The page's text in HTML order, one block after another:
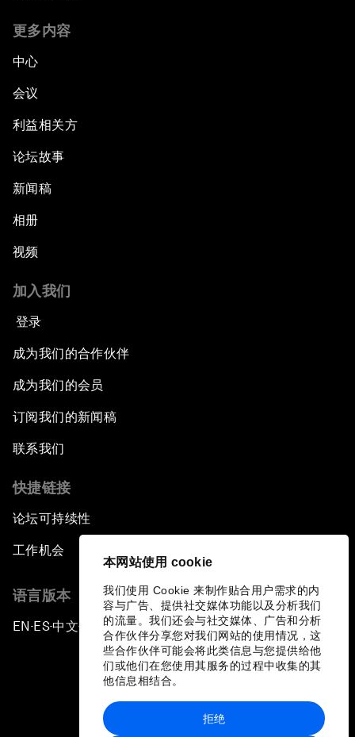
本网站使用 cookie
我们使用 Cookie 来制作贴合用户需求的内
容与广告、提供社交媒体功能以及分析我们
的流量。我们还会与社交媒体、广告和分析
合作伙伴分享您对我们网站的使用情况，这
些合作伙伴可能会将此类信息与您提供给他
们或他们在您使用其服务的过程中收集的其
他信息相结合。
拒绝
更多内容
中心
会议
利益相关方
论坛故事
新闻稿
相册
视频
加入我们
登录
成为我们的合作伙伴
成为我们的会员
订阅我们的新闻稿
联系我们
快捷链接
论坛可持续性
工作机会
语言版本
EN ▪ES▪中文▪ 日本語